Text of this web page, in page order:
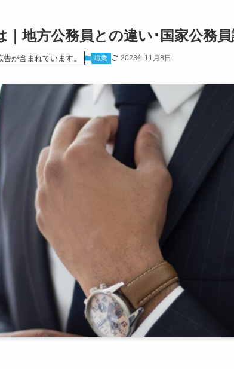
｜地方公務員との違い･国家公務
が含まれています。 職業 2023年11月8日